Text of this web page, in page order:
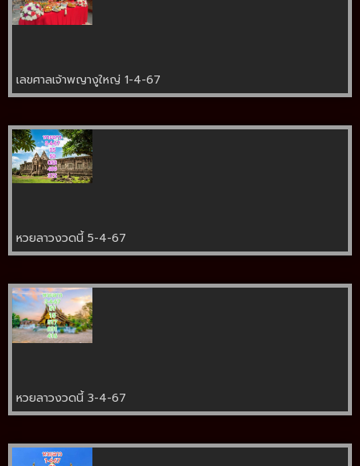
เลขศาลเจ้าพญางูใหญ่ 1-4-67
หวยลาวงวดนี้ 5-4-67
หวยลาวงวดนี้ 3-4-67